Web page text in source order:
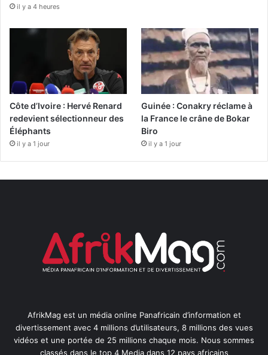
il y a 4 heures
Côte d’Ivoire : Hervé Renard
redevient sélectionneur des
Éléphants
il y a 1 jour
Guinée : Conakry réclame à
la France le crâne de Bokar
Biro
il y a 1 jour
AfrikMag est un média online Panafricain d’information et
divertissement avec 4 millions d’utilisateurs, 8 millions des vues
vidéos et une portée de 25 millions chaque mois. Nous sommes
classés dans le top 4 Media dans 12 pays africains